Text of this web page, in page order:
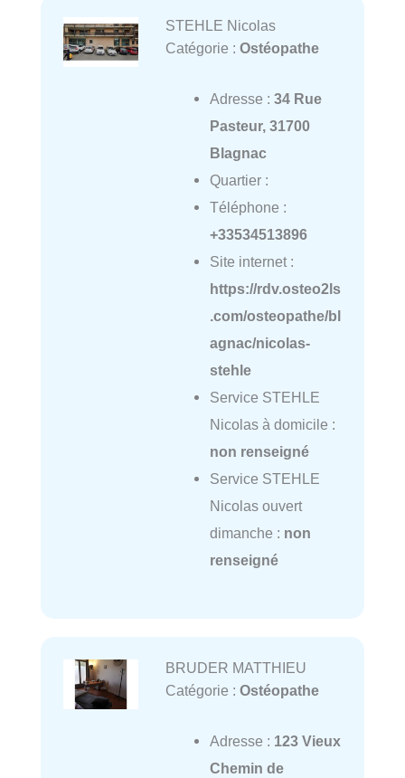
STEHLE Nicolas
Catégorie : Ostéopathe
Adresse : 34 Rue
Pasteur, 31700
Blagnac
Quartier :
Téléphone :
+33534513896
Site internet :
https://rdv.osteo2ls
.com/osteopathe/bl
agnac/nicolas-
stehle
Service STEHLE
Nicolas à domicile :
non renseigné
Service STEHLE
Nicolas ouvert
dimanche : non
renseigné
BRUDER MATTHIEU
Catégorie : Ostéopathe
Adresse : 123 Vieux
Chemin de